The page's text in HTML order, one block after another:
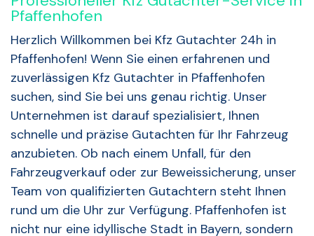
Pfaffenhofen
Herzlich Willkommen bei Kfz Gutachter 24h in
Pfaffenhofen! Wenn Sie einen erfahrenen und
zuverlässigen Kfz Gutachter in Pfaffenhofen
suchen, sind Sie bei uns genau richtig. Unser
Unternehmen ist darauf spezialisiert, Ihnen
schnelle und präzise Gutachten für Ihr Fahrzeug
anzubieten. Ob nach einem Unfall, für den
Fahrzeugverkauf oder zur Beweissicherung, unser
Team von qualifizierten Gutachtern steht Ihnen
rund um die Uhr zur Verfügung. Pfaffenhofen ist
nicht nur eine idyllische Stadt in Bayern, sondern